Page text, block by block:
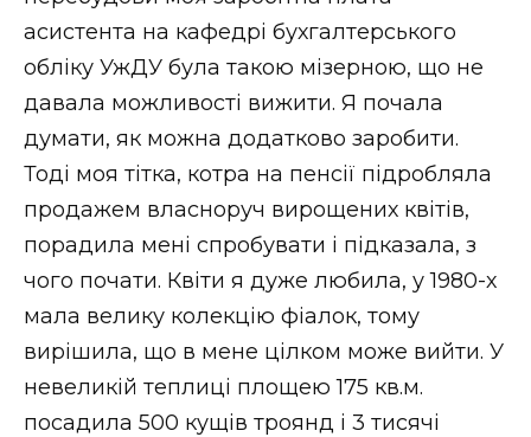
асистента на кафедрі бухгалтерського
обліку УжДУ була такою мізерною, що не
давала можливості вижити. Я почала
думати, як можна додатково заробити.
Тоді моя тітка, котра на пенсії підробляла
продажем власноруч вирощених квітів,
порадила мені спробувати і підказала, з
чого почати. Квіти я дуже любила, у 1980-х
мала велику колекцію фіалок, тому
вирішила, що в мене цілком може вийти. У
невеликій теплиці площею 175 кв.м.
посадила 500 кущів троянд і 3 тисячі